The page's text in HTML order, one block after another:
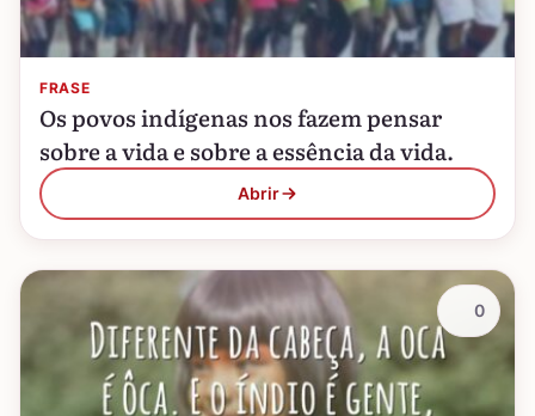
FRASE
Os povos indígenas nos fazem pensar
sobre a vida e sobre a essência da vida.
Abrir
0